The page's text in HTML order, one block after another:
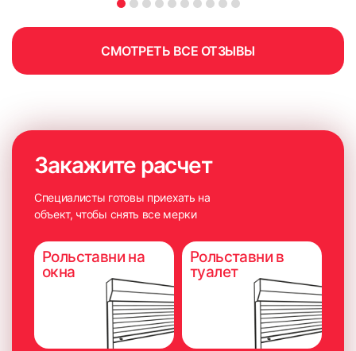
СМОТРЕТЬ ВСЕ ОТЗЫВЫ
Закажите расчет
Специалисты готовы приехать на
объект, чтобы снять все мерки
Рольставни на
окна
Рольставни в
туалет